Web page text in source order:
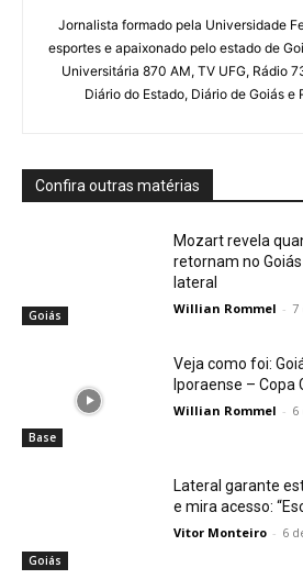
Jornalista formado pela Universidade
esportes e apaixonado pelo estado de
Universitária 870 AM, TV UFG, Rádio
Diário do Estado, Diário de Goiás e
Confira outras matérias
Goiás
Mozart revela
retornam no
lateral
Willian Rommel - 7
Base
Veja como foi:
Iporaense – Copa
Willian Rommel - 6
Goiás
Lateral garante
e mira acesso:
Vitor Monteiro - 6